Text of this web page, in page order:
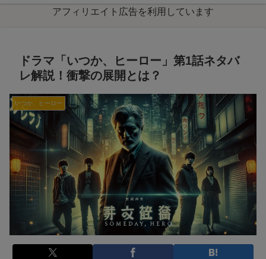
アフィリエイト広告を利用しています
ドラマ「いつか、ヒーロー」第1話ネタバ
レ解説！衝撃の展開とは？
いつか、ヒーロー